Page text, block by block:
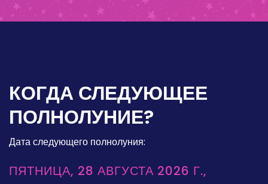
КОГДА СЛЕДУЮЩЕЕ
ПОЛНОЛУНИЕ?
Дата следующего полнолуния:
ПЯТНИЦА, 28 АВГУСТА 2026 Г.,